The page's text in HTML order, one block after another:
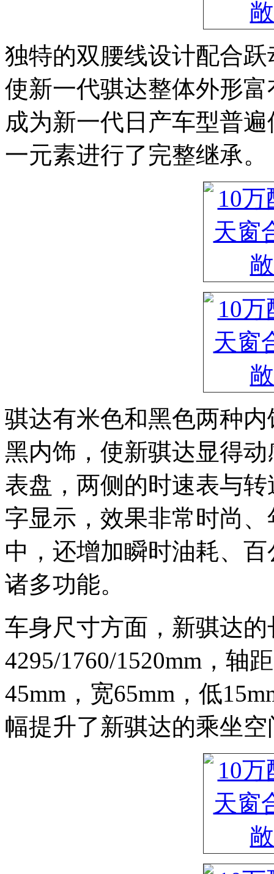
独特的双腰线设计配合
使新一代骐达整体外形
成为新一代日产车型普
一元素进行了完整继承。
骐达有米色和黑色两种
黑内饰，使新骐达显得
表盘，两侧的时速表与
字显示，效果非常时尚
中，还增加瞬时油耗、
诸多功能。
车身尺寸方面，新骐达
4295/1760/1520mm，轴
45mm，宽65mm，低
幅提升了新骐达的乘坐